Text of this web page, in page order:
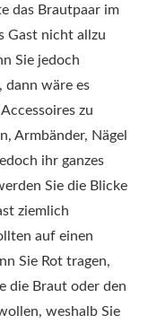
das Brautpaar im
Gast nicht allzu
Sie jedoch
dann wäre es
zu
Armbänder, Nägel
ihr ganzes
Sie die Blicke
ziemlich
auf einen
Sie Rot tragen,
die Braut oder den
weshalb Sie